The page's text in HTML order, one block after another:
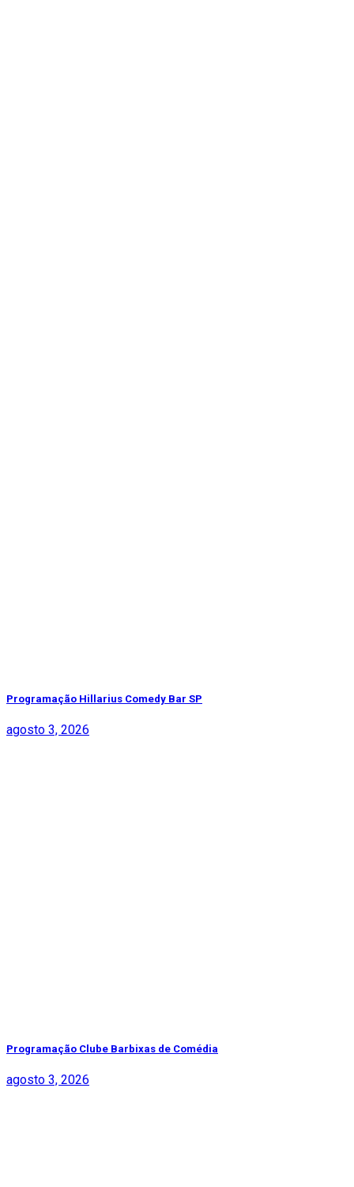
Programação Hillarius Comedy Bar SP
agosto 3, 2026
Programação Clube Barbixas de Comédia
agosto 3, 2026